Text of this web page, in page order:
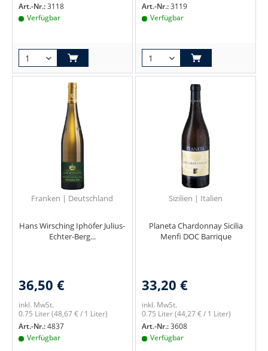
Art.-Nr.:3118
Verfügbar
Art.-Nr.:3119
Verfügbar
Franken | Deutschland
Hans Wirsching Iphöfer Julius-
Echter-Berg...
36,50 €
inkl. MwSt.
0.75 Liter(48,67 € / 1 Liter)
Art.-Nr.:4837
Verfügbar
Sizilien | Italien
Planeta Chardonnay Sicilia
Menfi DOC Barrique
33,20 €
inkl. MwSt.
0.75 Liter(44,27 € / 1 Liter)
Art.-Nr.:3608
Verfügbar